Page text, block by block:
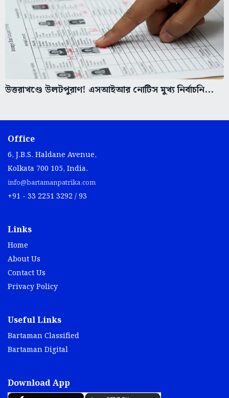
উত্তরাখণ্ডে উলটপুরাণ! এসআইআর নোটিস মুখ্য নির্বাচনি...
Office
6, J.B.S. Haldane Avenue,
Kolkata 700 105, India.
info@bartamanpatrika.com
+91 - 33 2251 3292 / 93
Links
Home
About Us
Contact Us
Privacy Policy
Useful Links
Bartaman Classified
Bartaman Digital
Download App